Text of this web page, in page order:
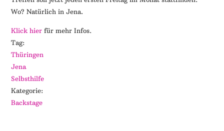
ein
//
Wo? Natürlich in Jena.
Klick hier für mehr Infos.
Tag:
Thüringen
Jena
Selbsthilfe
Kategorie:
Backstage